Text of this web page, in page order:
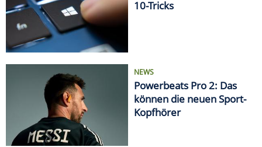
10-Tricks
NEWS
Powerbeats Pro 2: Das
können die neuen Sport-
Kopfhörer